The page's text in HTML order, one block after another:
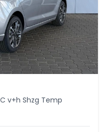
v+h Shzg Temp